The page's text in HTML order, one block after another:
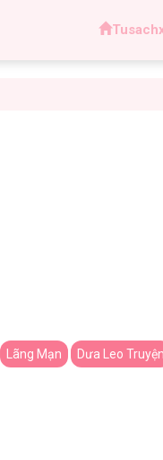
Lãng Mạn Dưa Leo Truyện